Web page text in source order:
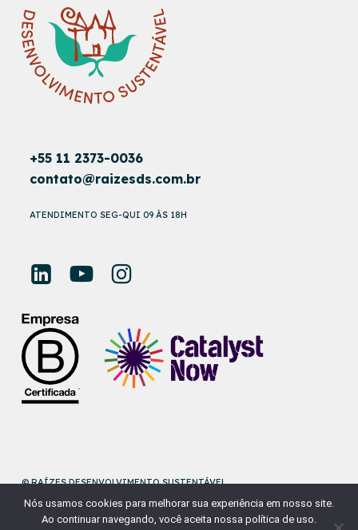
+55 11 2373-0036
contato@raizesds.com.br
ATENDIMENTO SEG-QUI 09 ÀS 18H
© RAÍZES DESENVOLVIMENTO SUSTENTÁVEL
DESENVOLVIDO PORNAÇÃODESIGN
Nós usamos cookies para melhorar sua experiência em nosso site.
Ao continuar navegando, você aceita nossa política de uso.